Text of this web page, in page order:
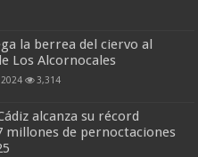
la berrea del ciervo al
Los Alcornocales
3,314
alcanza su récord
millones de pernoctaciones